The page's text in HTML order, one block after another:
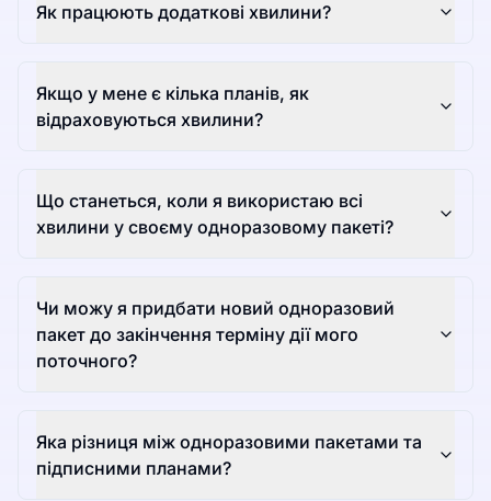
Як працюють додаткові хвилини?
Якщо у мене є кілька планів, як
відраховуються хвилини?
Що станеться, коли я використаю всі
хвилини у своєму одноразовому пакеті?
Чи можу я придбати новий одноразовий
пакет до закінчення терміну дії мого
поточного?
Яка різниця між одноразовими пакетами та
підписними планами?